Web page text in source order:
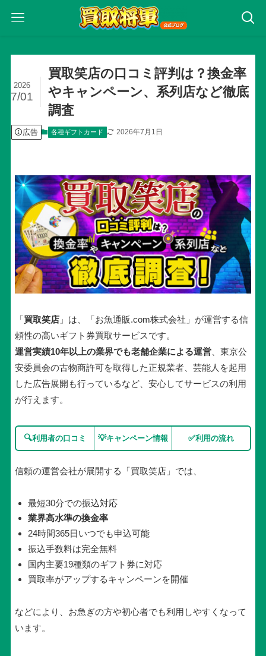
買取笑店の口コミ評判は？換金率
やキャンペーン、系列店など徹底
調査
2026
7/01
広告 各種ギフトカード 2026年7月1日
「買取笑店」は、「お魚通販.com株式会社」が運営する信
頼性の高いギフト券買取サービスです。
運営実績10年以上の業界でも老舗企業による運営、東京公
安委員会の古物商許可を取得した正規業者、芸能人を起用
した広告展開も行っているなど、安心してサービスの利用
が行えます。
🔍利用者の口コミ 💡キャンペーン情報 ✅利用の流れ
信頼の運営会社が展開する「買取笑店」では、
最短30分での振込対応
業界高水準の換金率
24時間365日いつでも申込可能
振込手数料は完全無料
国内主要19種類のギフト券に対応
買取率がアップするキャンペーンを開催
などにより、お急ぎの方や初心者でも利用しやすくなって
います。